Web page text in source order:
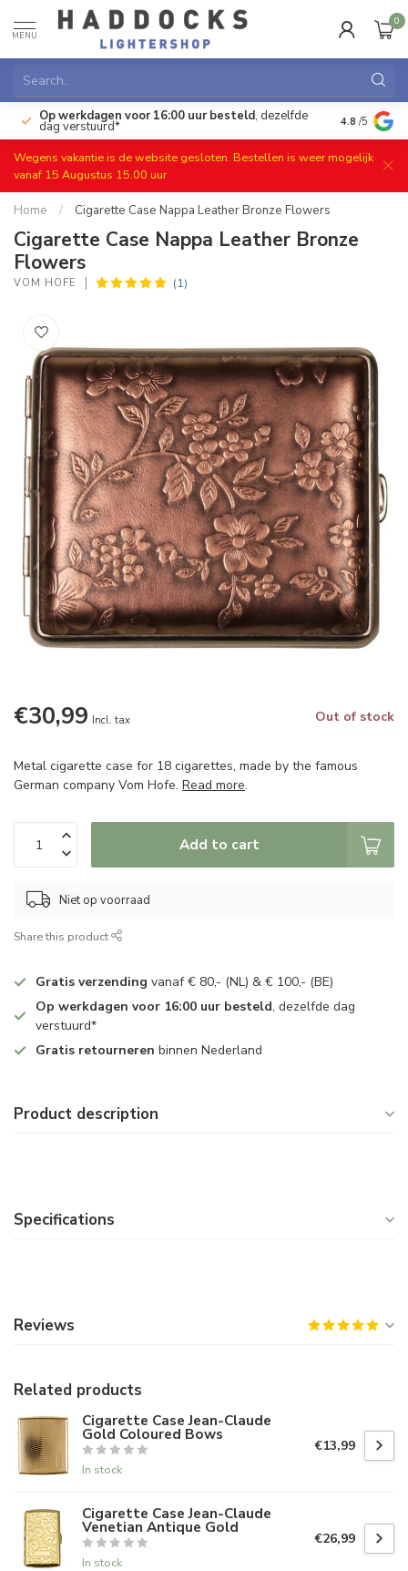
MENU
0
Op werkdagen voor 16:00 uur besteld, dezelfde
dag verstuurd* Gratis
4.8 /5
Wegens vakantie is de website gesloten. Bestellen is weer mogelijk
vanaf 15 Augustus 15.00 uur
Home / Cigarette Case Nappa Leather Bronze Flowers
Cigarette Case Nappa Leather Bronze
Flowers
VOM HOFE (1)
€30,99 Incl. tax Out of stock
Metal cigarette case for 18 cigarettes, made by the famous
German company Vom Hofe. Read more.
Add to cart
Niet op voorraad
Share this product
Gratis verzending vanaf € 80,- (NL) & € 100,- (BE)
Op werkdagen voor 16:00 uur besteld, dezelfde dag
verstuurd*
Gratis retourneren binnen Nederland
Product description
Specifications
Reviews
Related products
Cigarette Case Jean-Claude
Gold Coloured Bows
In stock
€13,99
Cigarette Case Jean-Claude
Venetian Antique Gold
In stock
€26,99